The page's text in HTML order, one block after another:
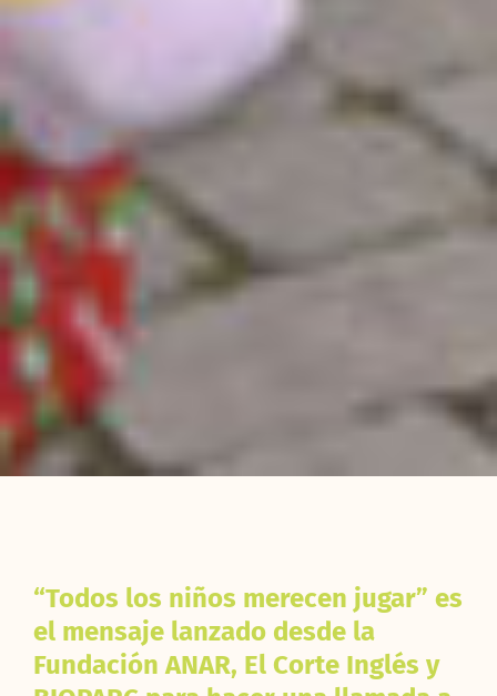
“Todos los niños merecen jugar” es
el mensaje lanzado desde la
Fundación ANAR, El Corte Inglés y